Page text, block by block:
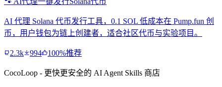
AI 代理 Solana 代币发行工具，0.1 SOL 低成本在 Pump.fun 创
币，用户钱包为链上创建者，适合社区代币与实验项目。
2.3k 994 100%推荐
CocoLoop - 更快更安全的 AI Agent Skills 商店